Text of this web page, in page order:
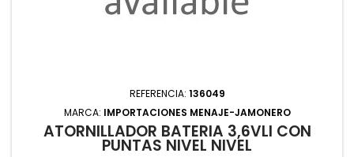
REFERENCIA: 136049
MARCA: IMPORTACIONES MENAJE-JAMONERO
ATORNILLADOR BATERIA 3,6VLI CON
PUNTAS NIVEL NIVEL